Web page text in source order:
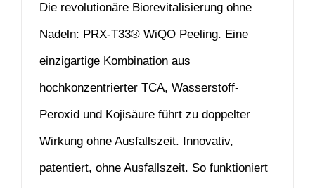
Die revolutionäre Biorevitalisierung ohne
Nadeln: PRX-T33® WiQO Peeling. Eine
einzigartige Kombination aus
hochkonzentrierter TCA, Wasserstoff-
Peroxid und Kojisäure führt zu doppelter
Wirkung ohne Ausfallszeit. Innovativ,
patentiert, ohne Ausfallszeit. So funktioniert